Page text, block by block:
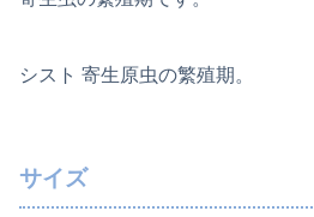
シスト 寄生原虫の繁殖期。
サイズ